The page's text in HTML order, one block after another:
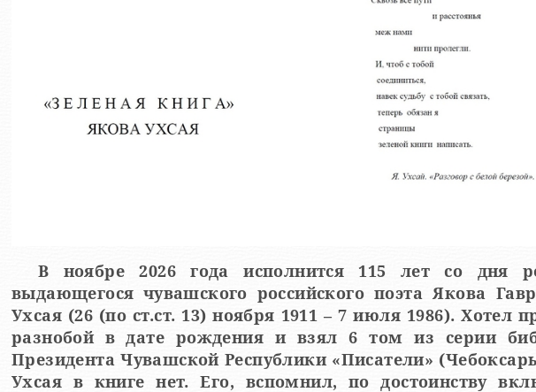
В ноябре 2026 года исполнится 115 лет со дня
выдающегося чувашского российского поэта Якова Гавриловича
Ухсая (26 (по ст.ст. 13) ноября 1911 – 7 июля 1986). Хотел проверить
разнобой в дате рождения и взял 6 том из серии библиотеки
Президента Чувашской Республики «Писатели»
Ухсая в книге нет. Его, вспомнил, по достоинству